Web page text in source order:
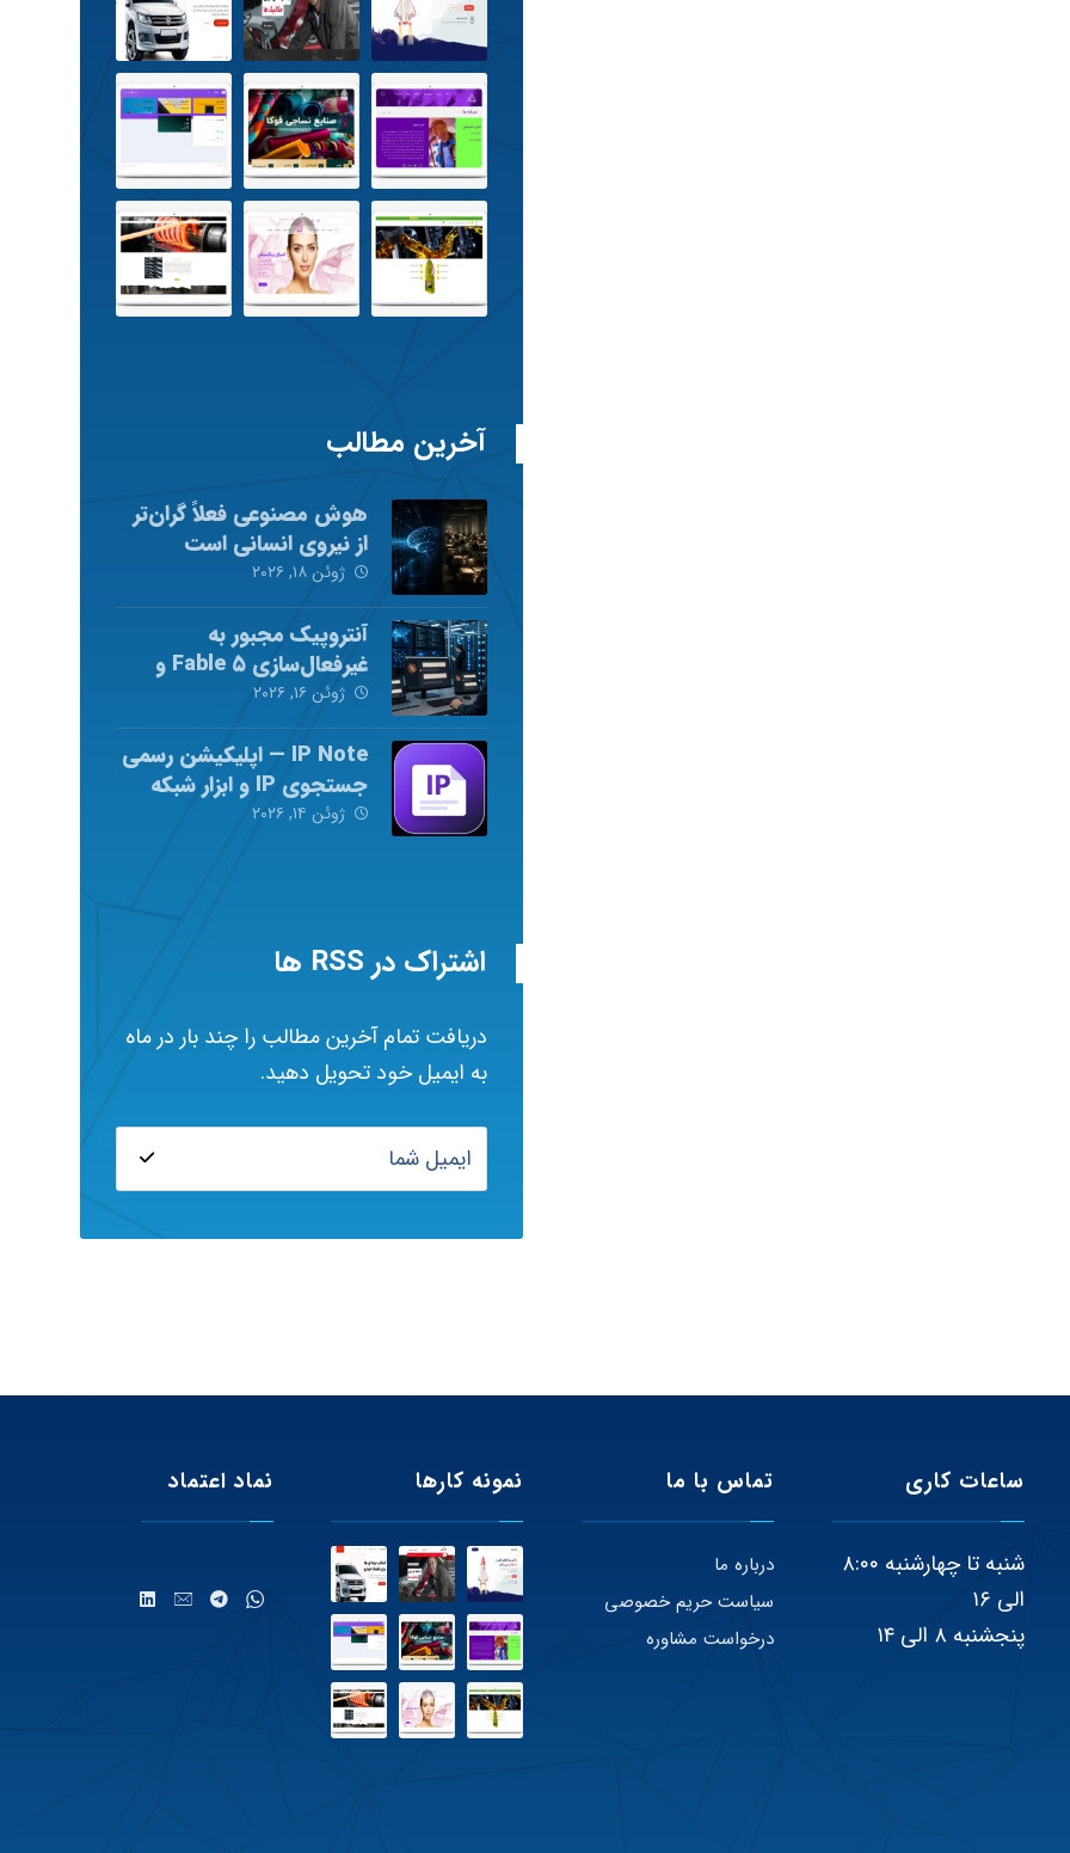
آخرین مطالب
هوش مصنوعی فعلاً گران‌تر
از نیروی انسانی است
ژوئن ۱۸, ۲۰۲۶
آنتروپیک مجبور به
غیرفعال‌سازی Fable ۵ و
Mythos ۵ شد
ژوئن ۱۶, ۲۰۲۶
IP Note — اپلیکیشن رسمی
جستجوی IP و ابزار شبکه
ژوئن ۱۴, ۲۰۲۶
اشتراک در RSS ها
دریافت تمام آخرین مطالب را چند بار در ماه
به ایمیل خود تحویل دهید.
ساعات کاری
شنبه تا چهارشنبه ۸:۰۰
الی ۱۶
پنجشنبه ۸ الی ۱۴
تماس با ما
درباره ما
سیاست حریم خصوصی
درخواست مشاوره
نمونه کارها نماد اعتماد